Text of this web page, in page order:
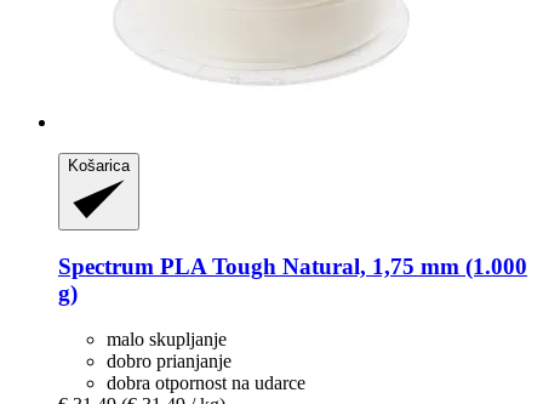
Košarica
Spectrum PLA Tough Natural, 1,75 mm (1.000
g)
malo skupljanje
dobro prianjanje
dobra otpornost na udarce